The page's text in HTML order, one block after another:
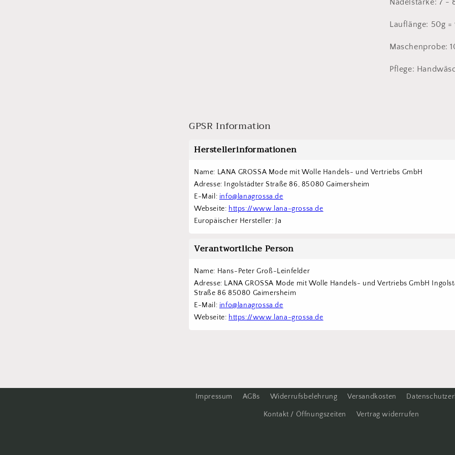
Nadelstärke: 7 -
Lauflänge: 50g =
Maschenprobe:
Pflege:
GPSR Information
Herstellerinformationen
Name: LANA GROSSA Mode mit Wolle Handels- und Vertriebs GmbH
Adresse: Ingolstädter Straße 86, 85080 Gaimersheim
E-Mail: info@lanagrossa.de
Webseite: https://www.lana-grossa.de
Europäischer Hersteller: Ja
Verantwortliche Person
Name: Hans-Peter Groß-Leinfelder
Adresse: LANA GROSSA Mode mit Wolle Handels- und Vertriebs GmbH
Straße 86 85080 Gaimersheim
E-Mail: info@lanagrossa.de
Webseite: https://www.lana-grossa.de
Impressum AGBs Widerrufsbelehrung Versandkosten
Kontakt / Öffnungszeiten Vertrag widerrufen